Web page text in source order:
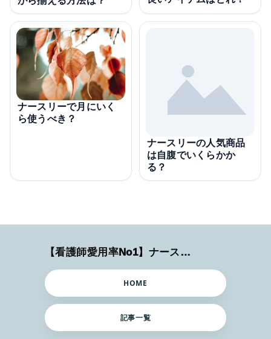
ナースリーで月にいく
ら使うべき？
ナースリーの人気商品
は自腹でいくらかか
る？
【看護師愛用率No1】ナースリーで人気の商品はコレ
HOME
記事一覧